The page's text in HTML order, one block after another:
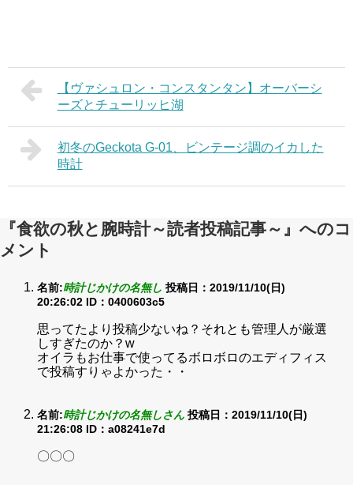
【ヴァシュロン・コンスタンタン】オーバーシ
ーズとチューリッヒ湖
初冬のGeckota G-01、ビンテージ調のイカした
時計
『食欲の秋と腕時計～読者投稿記事～』へのコ
メント
名前:時計じかけの名無し 投稿日：2019/11/10(日)
20:26:02 ID：0400603c5
思ってたより投稿少ないね？それとも管理人が厳選
しすぎたのか？w
オイラもお仕事で使ってるボロボロのエディフィス
で投稿すりゃよかった・・
名前:時計じかけの名無しさん 投稿日：2019/11/10(日)
21:26:08 ID：a08241e7d
〇〇〇